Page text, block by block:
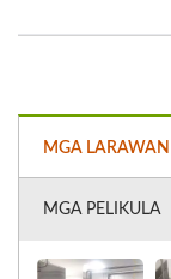
MGA LARAWAN
MGA PELIKULA